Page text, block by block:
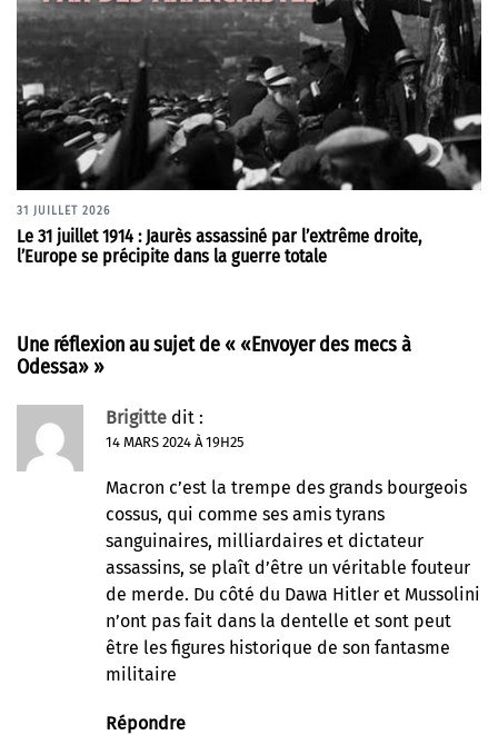
31 JUILLET 2026
Le 31 juillet 1914 : Jaurès assassiné par l’extrême droite,
l’Europe se précipite dans la guerre totale
Une réflexion au sujet de « «Envoyer des mecs à
Odessa» »
Brigitte dit :
14 MARS 2024 À 19H25
Macron c’est la trempe des grands bourgeois
cossus, qui comme ses amis tyrans
sanguinaires, milliardaires et dictateur
assassins, se plaît d’être un véritable fouteur
de merde. Du côté du Dawa Hitler et Mussolini
n’ont pas fait dans la dentelle et sont peut
être les figures historique de son fantasme
militaire
Répondre